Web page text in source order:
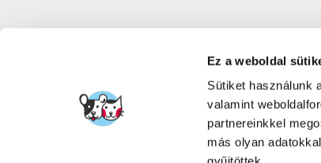
Ez a weboldal
Sütiket használunk
valamint
partnereinkkel
más olyan